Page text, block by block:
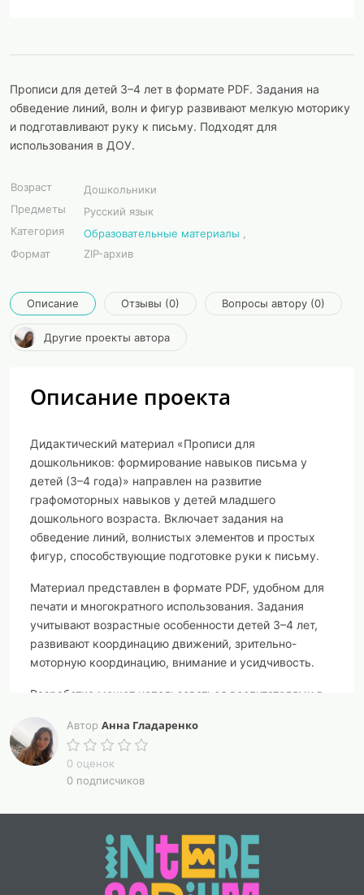
Прописи для детей 3–4 лет в формате PDF. Задания на
обведение линий, волн и фигур развивают мелкую моторику
и подготавливают руку к письму. Подходят для
использования в ДОУ.
Возраст
Дошкольники
Предметы
Русский язык
Категория
Образовательные материалы
Формат
ZIP-архив
Описание Отзывы (0) Вопросы автору (0)
Другие проекты автора
Описание проекта
Дидактический материал «Прописи для
дошкольников: формирование навыков письма у
детей (3–4 года)» направлен на развитие
графомоторных навыков у детей младшего
дошкольного возраста. Включает задания на
обведение линий, волнистых элементов и простых
фигур, способствующие подготовке руки к письму.
Материал представлен в формате PDF, удобном для
печати и многократного использования. Задания
учитывают возрастные особенности детей 3–4 лет,
развивают координацию движений, зрительно-
моторную координацию, внимание и усидчивость.
Разработка может использоваться воспитателями в
индивидуальной и подгрупповой работе. Не требует
специальной подготовки и готова к практическому
применению в условиях дошкольной
образовательной организации.
Автор Анна Гладаренко
0 оценок
0 подписчиков